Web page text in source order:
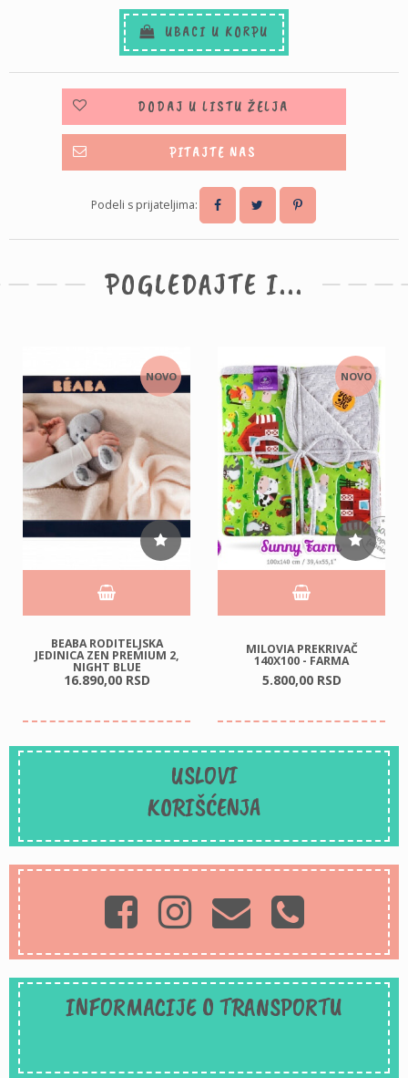
UBACI U KORPU
DODAJ U LISTU ŽELJA
PITAJTE NAS
Podeli s prijateljima:
POGLEDAJTE I...
NOVO
BEABA RODITELJSKA
JEDINICA ZEN PREMIUM 2,
NIGHT BLUE
16.890,00 RSD
NOVO
MILOVIA PREKRIVAČ
140X100 - FARMA
5.800,00 RSD
USLOVI
KORIŠĆENJA
INFORMACIJE O TRANSPORTU